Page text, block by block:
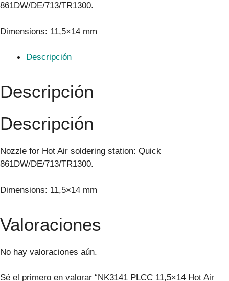
861DW/DE/713/TR1300.
Dimensions: 11,5×14 mm
Descripción
Descripción
Descripción
Nozzle for Hot Air soldering station: Quick
861DW/DE/713/TR1300.
Dimensions: 11,5×14 mm
Valoraciones
No hay valoraciones aún.
Sé el primero en valorar “NK3141 PLCC 11,5×14 Hot Air